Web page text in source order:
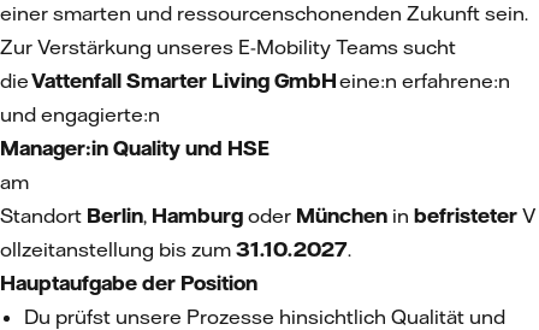
einer smarten und ressourcenschonenden Zukunft sein.
Zur Verstärkung unseres E-Mobility Teams sucht
dieVattenfall Smarter Living GmbHeine:n erfahrene:n
und engagierte:n
Manager:in Quality und HSE
am
Standort Berlin, Hamburg oder München in befristeter V
ollzeitanstellung bis zum 31.10.2027.
Hauptaufgabe der Position
Du prüfst unsere Prozesse hinsichtlich Qualität und